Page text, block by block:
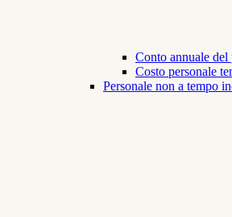
Conto annuale del
Costo personale
Personale non a tempo